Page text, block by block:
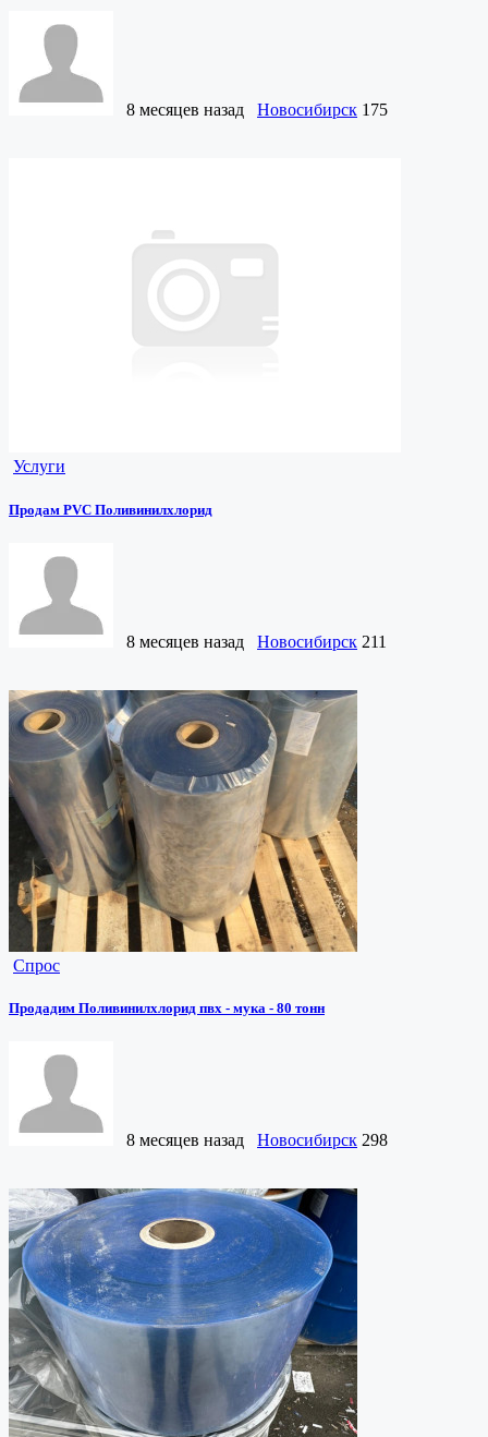
8 месяцев назад Новосибирск 175
Услуги
Продам PVC Поливинилхлорид
8 месяцев назад Новосибирск 211
Спрос
Продадим Поливинилхлорид пвх - мука - 80 тонн
8 месяцев назад Новосибирск 298